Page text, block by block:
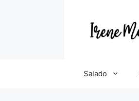
Salado